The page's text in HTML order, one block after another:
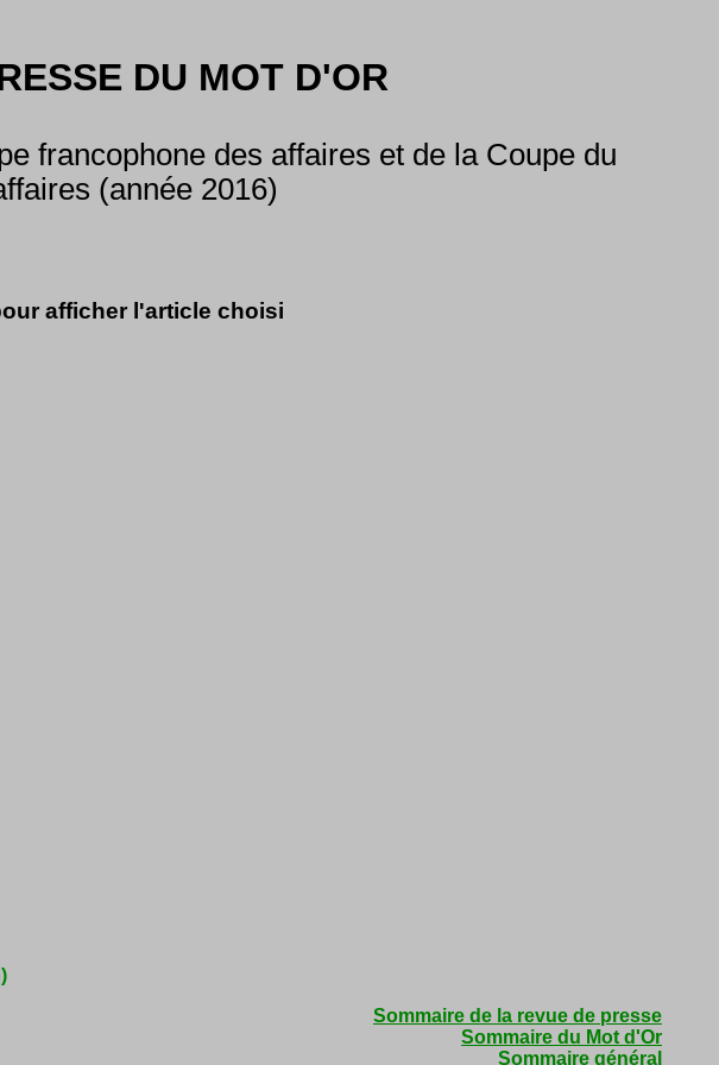
DU MOT D'OR
francophone des affaires et de la Coupe du
(année 2016)
afficher l'article choisi
Sommaire de la revue de presse
Sommaire du Mot d'Or
Sommaire général